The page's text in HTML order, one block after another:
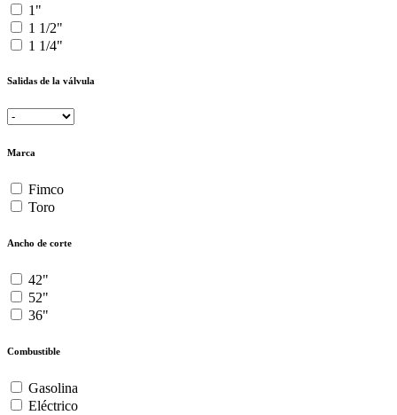
1"
1 1/2"
1 1/4"
Salidas de la válvula
Marca
Fimco
Toro
Ancho de corte
42"
52"
36"
Combustible
Gasolina
Eléctrico